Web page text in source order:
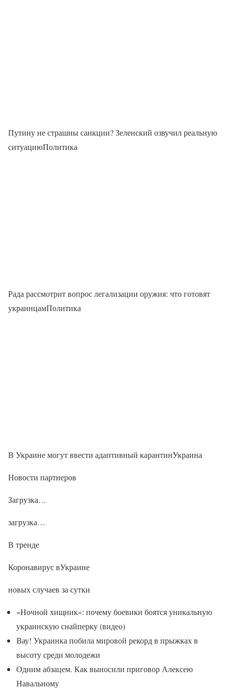
Путину не страшны санкции? Зеленский озвучил реальную
ситуациюПолитика
Рада рассмотрит вопрос легализации оружия: что готовят
украинцамПолитика
В Украине могут ввести адаптивный карантинУкраина
Новости партнеров
Загрузка…
загрузка…
В тренде
Коронавирус вУкраине
новых случаев за сутки
«Ночной хищник»: почему боевики боятся уникальную
украинскую снайперку (видео)
Вау! Украинка побила мировой рекорд в прыжках в
высоту среди молодежи
Одним абзацем. Как выносили приговор Алексею
Навальному